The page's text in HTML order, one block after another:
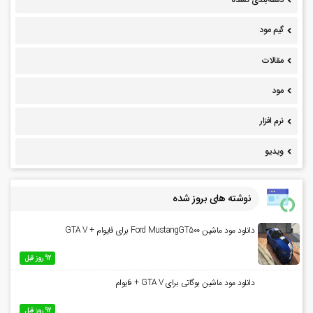
گیم مود
مقالات
مود
نرم افزار
ویدیو
نوشته های بروز شده
دانلود مود ماشین Ford MustangGT500 برای فایوام + GTA V
92 روز قبل
دانلود مود ماشین بوگاتی برای GTA V + فایوام
92 روز قبل